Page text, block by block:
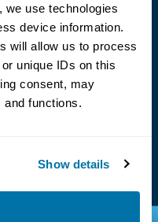
we use technologies
device information.
will allow us to process
unique IDs on this
consent, may
functions.
Show details
4739